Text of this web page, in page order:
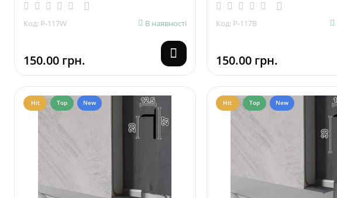
Код: P-117W В наявності
150.00 грн.
Код: P-117B
150.00 грн.
Hit Top New Hit Top New